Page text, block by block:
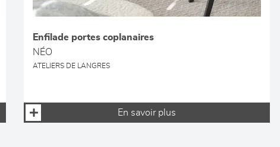
Enfilade portes coplanaires
NÉO
ATELIERS DE LANGRES
En savoir plus